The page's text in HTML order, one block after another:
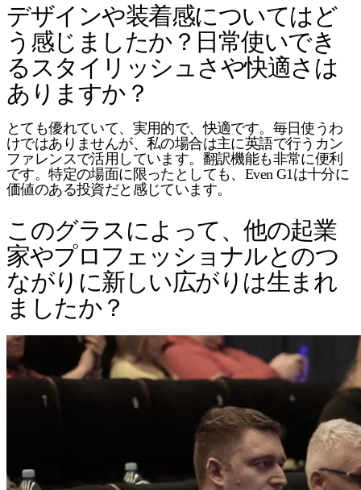
デザインや装着感についてはど
う感じましたか？日常使いでき
るスタイリッシュさや快適さは
ありますか？
とても優れていて、実用的で、快適です。毎日使うわ
けではありませんが、私の場合は主に英語で行うカン
ファレンスで活用しています。翻訳機能も非常に便利
です。特定の場面に限ったとしても、Even G1は十分に
価値のある投資だと感じています。
このグラスによって、他の起業
家やプロフェッショナルとのつ
ながりに新しい広がりは生まれ
ましたか？